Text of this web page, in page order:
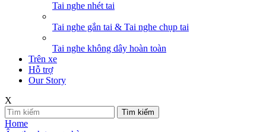
Tai nghe nhét tai
Tai nghe gắn tai & Tai nghe chụp tai
Tai nghe không dây hoàn toàn
Trên xe
Hỗ trợ
Our Story
X
Tìm kiếm
Home